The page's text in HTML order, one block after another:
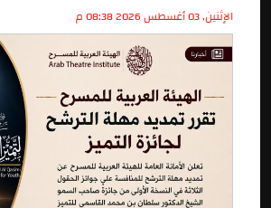
الإثنين, 03 أغسطس 2026 08:38 م